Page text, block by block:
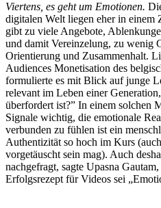
Viertens, es geht um Emotionen.
digitalen Welt liegen eher in
gibt zu viele Angebote,
und damit Vereinzelung, zu wenig
Orientierung und Zusammenhalt.
Audiences Monetisation des
formulierte es mit Blick auf junge
relevant im Leben einer
überfordert ist?” In einem solchen
Signale wichtig, die emotionale
verbunden zu fühlen ist ein
Authentizität so hoch im Kurs
vorgetäuscht sein mag). Auch
nachgefragt, sagte Upasna
Erfolgsrezept für Videos sei